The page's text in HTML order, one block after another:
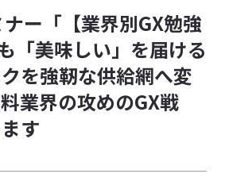
づく表記
に関する方針
メントに対する基本方針
ー「【業界別GX勉強
「美味しい」を届ける
を強靭な供給網へ変
業界の攻めのGX戦
す